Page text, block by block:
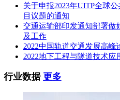
关于申报2023年UITP全球
目议题的通知
交通运输部印发通知部署做
及工作
2022中国轨道交通发展高峰
2022地下工程与隧道技术应
行业数据更多